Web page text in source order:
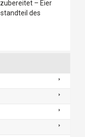
– Eier
des